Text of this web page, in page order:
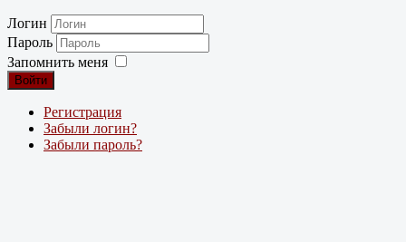
Логин
Пароль
Запомнить меня
Войти
Регистрация
Забыли логин?
Забыли пароль?